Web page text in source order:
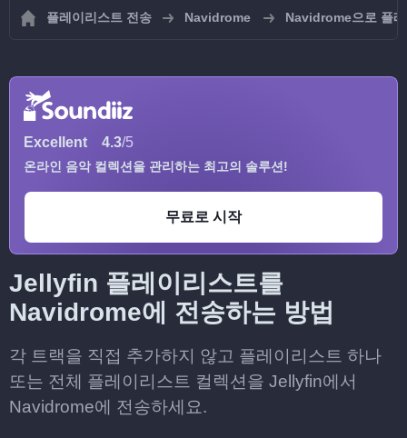
플레이리스트 전송 Navidrome Navidrome으로 플
Excellent 4.3/5
온라인 음악 컬렉션을 관리하는 최고의 솔루션!
무료로 시작
Jellyfin 플레이리스트를
Navidrome에 전송하는 방법
각 트랙을 직접 추가하지 않고 플레이리스트 하나
또는 전체 플레이리스트 컬렉션을 Jellyfin에서
Navidrome에 전송하세요.